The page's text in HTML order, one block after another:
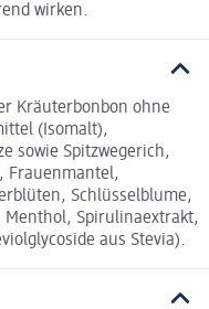
wirken.
Kräuterbonbon ohne
(Isomalt),
sowie Spitzwegerich,
Frauenmantel,
Schlüsselblume,
Spirulinaextrakt,
aus Stevia).